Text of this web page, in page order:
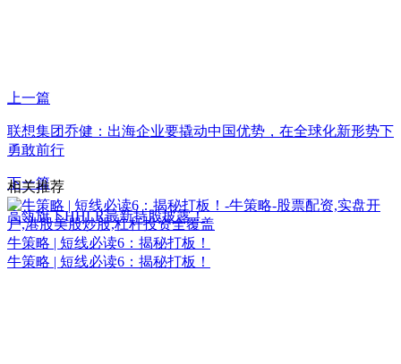
上一篇
联想集团乔健：出海企业要撬动中国优势，在全球化新形势下
勇敢前行
下一篇
高瓴旗下HHLR最新持股披露！
相关推荐
牛策略 | 短线必读6：揭秘打板！
牛策略 | 短线必读6：揭秘打板！